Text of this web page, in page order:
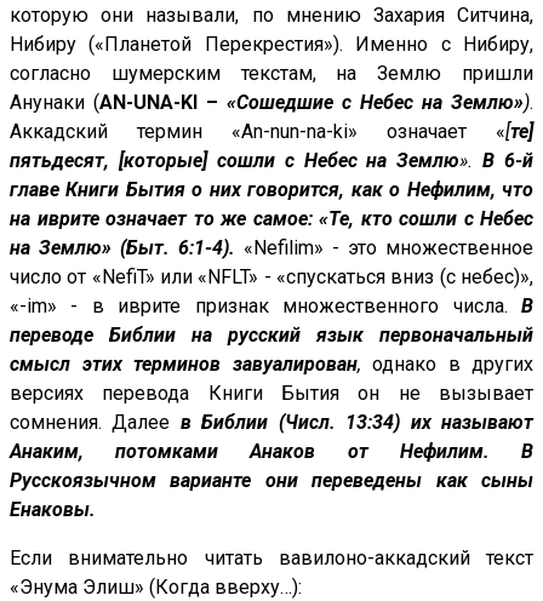
которую они называли, по мнению Захария Ситчина,
Нибиру («Планетой Перекрестия»). Именно с Нибиру,
согласно шумерским текстам, на Землю пришли
Анунаки (AN-UNA-KI – «Сошедшие с Небес на Землю»).
Аккадский термин «An-nun-na-ki» означает «[те]
пятьдесят, [которые] сошли с Небес на Землю».В 6-й
главе Книги Бытия о них говорится, как о Нефилим, что
на иврите означает то же самое: «Те, кто сошли с Небес
на Землю» (Быт. 6:1-4). «Nefilim» - это множественное
число от «NefiT» или «NFLT» - «спускаться вниз (с небес)»,
«-im» - в иврите признак множественного числа. В
переводе Библии на русский язык первоначальный
смысл этих терминов завуалирован, однако в других
версиях перевода Книги Бытия он не вызывает
сомнения. Далее в Библии (Числ. 13:34) их называют
Анаким, потомками Анаков от Нефилим. В
Русскоязычном варианте они переведены как сыны
Енаковы.
Если внимательно читать вавилоно-аккадский текст
«Энума Элиш» (Когда вверху…):